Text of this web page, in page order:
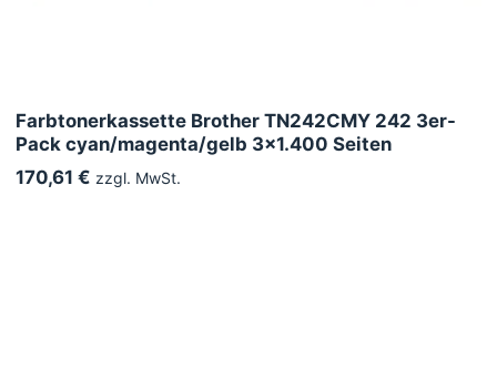
Farbtonerkassette Brother TN242CMY 242 3er-
Pack cyan/magenta/gelb 3x1.400 Seiten
170,61 € zzgl. MwSt.